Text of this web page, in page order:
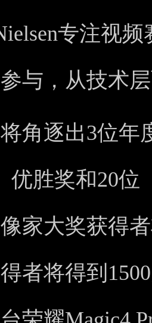
专注视
与，从技术
角逐出3位年
优胜奖和20位
家大奖获得
者将得到